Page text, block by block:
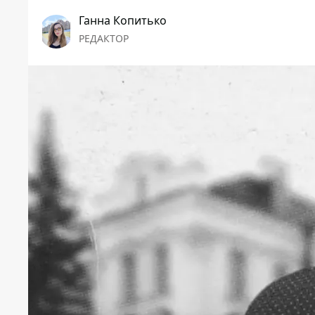
Ганна Копитько
РЕДАКТОР